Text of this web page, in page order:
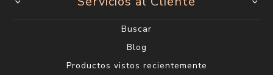
Buscar
Blog
Productos vistos recientemente